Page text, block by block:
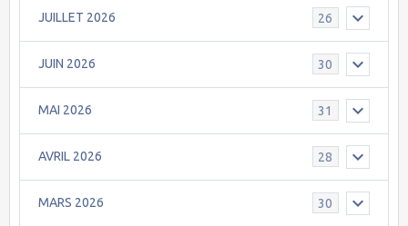
JUILLET 2026 26
JUIN 2026 30
MAI 2026 31
AVRIL 2026 28
MARS 2026 30